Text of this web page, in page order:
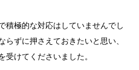
積極的な対応はしていませんでし
ずに押さえておきたいと思い、
受けてくださいました。